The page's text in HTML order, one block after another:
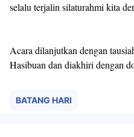
selalu terjalin silaturahmi kita
Acara dilanjutkan dengan
Hasibuan dan diakhiri dengan
BATANG HARI